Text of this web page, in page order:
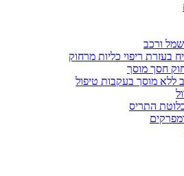
ורכב
בעזרת ריפוי כליות מרחוק
חסך מוסך
ללא מוסך בעקבות טיפול
התריס